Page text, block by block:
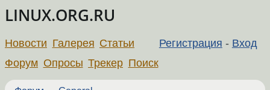
LINUX.ORG.RU
Регистрация - Вход
Новости Галерея Статьи
Форум Опросы Трекер Поиск